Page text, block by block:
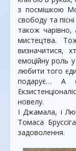
з посмішкою
свободу та
також чарівно,
мистецтва.
визначитися,
емоційну роль
любити того
подарує… А
новелу.
І Джамала, і
Томаса
задоволення.